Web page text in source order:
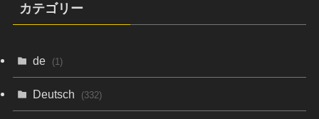
カテゴリー
de (1)
Deutsch (332)